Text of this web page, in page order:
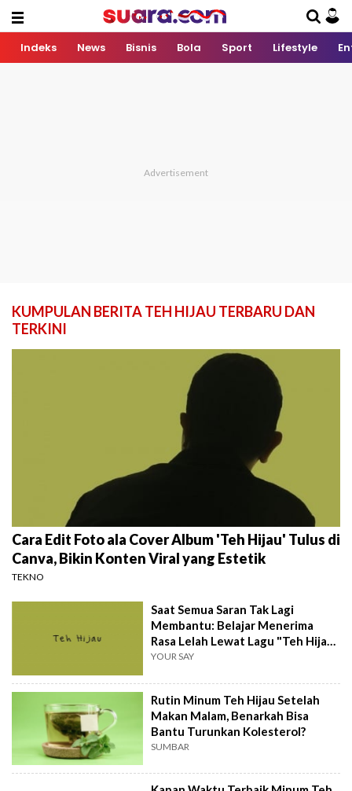
Indeks News Bisnis Bola Sport Lifestyle
KUMPULAN BERITA TEH HIJAU TERBARU DAN
TERKINI
Cara Edit Foto ala Cover Album 'Teh Hijau' Tulus di
Canva, Bikin Konten Viral yang Estetik
TEKNO
Saat Semua Saran Tak Lagi
Membantu: Belajar Menerima
Rasa Lelah Lewat Lagu "Teh Hijau"
Tulus
YOUR SAY
Rutin Minum Teh Hijau Setelah
Makan Malam, Benarkah Bisa
Bantu Turunkan Kolesterol?
SUMBAR